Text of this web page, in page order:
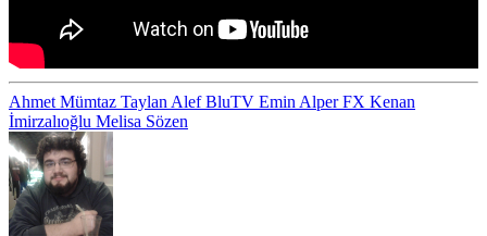
Ahmet Mümtaz Taylan AlefBluTV Emin AlperFX Kenan
İmirzalıoğlu Melisa Sözen